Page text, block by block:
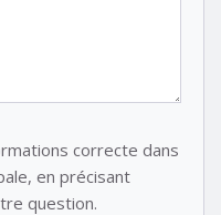
correcte dans
en précisant
question.